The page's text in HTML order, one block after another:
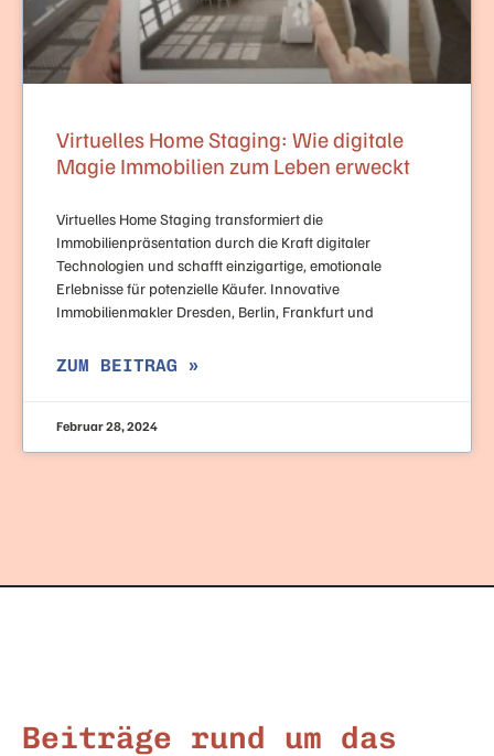
Virtuelles Home Staging: Wie digitale
Magie Immobilien zum Leben erweckt
Virtuelles Home Staging transformiert die
Immobilienpräsentation durch die Kraft digitaler
Technologien und schafft einzigartige, emotionale
Erlebnisse für potenzielle Käufer. Innovative
Immobilienmakler Dresden, Berlin, Frankfurt und
ZUM BEITRAG »
Februar 28, 2024
Beiträge rund um das